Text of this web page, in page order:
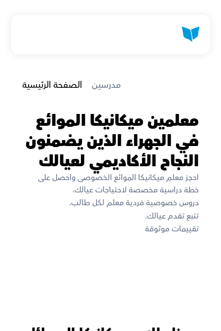
الصفحة الرئيسية مدرسين
معلمين ميكانيكا الموائع
في الجهراء الذين يضمنون
النجاح الأكاديمي لعيالك
احجز معلم ميكانيكا الموائع الخصوصى واحصل على
خطة دراسية مخصصة لاحتياجات عيالك.
دروس خصوصية فردية معلم لكل طالب.
تتبع تقدم عيالك.
تقييمات موثوقة